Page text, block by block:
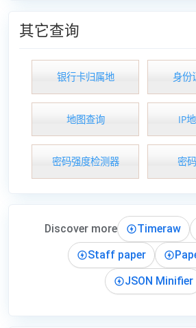
其它查询
银行卡归属地 身份
地图查询 IP
密码强度检测器 密
Discover more Timeraw
Staff paper
JSON Minifier